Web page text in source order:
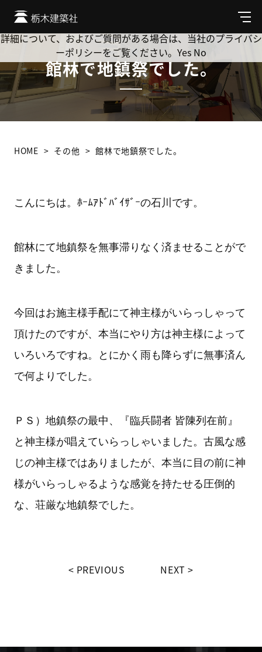
メ
ニ
ュ
館林で地鎮祭でした。
HOME その他 館林で地鎮祭でした。
こんにちは。ﾎｰﾑｱﾄﾞﾊﾞｲｻﾞｰの石川です。
館林にて地鎮祭を無事滞りなく済ませることがで
きました。
今回はお施主様手配にて神主様がいらっしゃって
頂けたのですが、本当にやり方は神主様によって
いろいろですね。とにかく雨も降らずに無事済ん
で何よりでした。
ＰＳ）地鎮祭の最中、『臨兵闘者 皆陳列在前』
と神主様が唱えていらっしゃいました。古風な感
じの神主様ではありましたが、本当に目の前に神
様がいらっしゃるような感覚を持たせる圧倒的
な、荘厳な地鎮祭でした。
PREVIOUS NEXT
Cookie を使用して、お客様の活動を追跡してもよろしいです
か? 当社ではお客様のプライバシーを極めて重視しています。
詳細について、およびご質問がある場合は、当社のプライバシ
ーポリシーをご覧ください。 Yes No